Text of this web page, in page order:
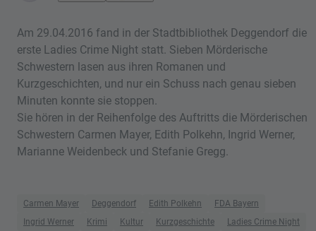
Am 29.04.2016 fand in der Stadtbibliothek Deggendorf die
erste Ladies Crime Night statt. Sieben Mörderische
Schwestern lasen aus ihren Romanen und
Kurzgeschichten, und nur ein Schuss nach genau sieben
Minuten konnte sie stoppen.
Sie hören in der Reihenfolge des Auftritts die Mörderischen
Schwestern Carmen Mayer, Edith Polkehn, Ingrid Werner,
Marianne Weidenbeck und Stefanie Gregg.
Carmen Mayer Deggendorf Edith Polkehn
FDA Bayern
Ingrid Werner
Krimi Kultur Kurzgeschichte
Ladies Crime Night